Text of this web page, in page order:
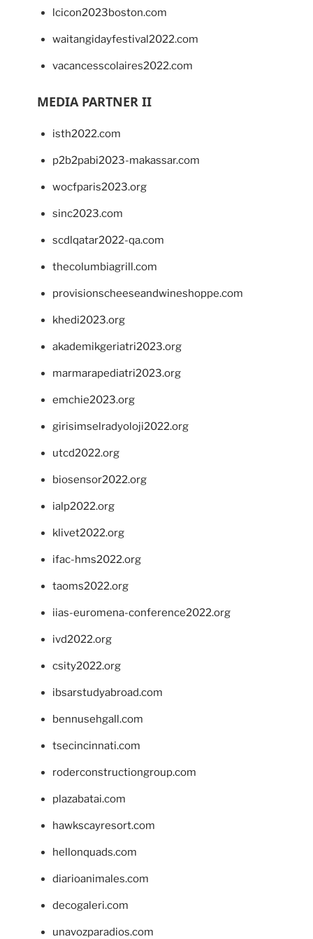
lcicon2023boston.com
waitangidayfestival2022.com
vacancesscolaires2022.com
MEDIA PARTNER II
isth2022.com
p2b2pabi2023-makassar.com
wocfparis2023.org
sinc2023.com
scdlqatar2022-qa.com
thecolumbiagrill.com
provisionscheeseandwineshoppe.com
khedi2023.org
akademikgeriatri2023.org
marmarapediatri2023.org
emchie2023.org
girisimselradyoloji2022.org
utcd2022.org
biosensor2022.org
ialp2022.org
klivet2022.org
ifac-hms2022.org
taoms2022.org
iias-euromena-conference2022.org
ivd2022.org
csity2022.org
ibsarstudyabroad.com
bennusehgall.com
tsecincinnati.com
roderconstructiongroup.com
plazabatai.com
hawkscayresort.com
hellonquads.com
diarioanimales.com
decogaleri.com
unavozparadios.com